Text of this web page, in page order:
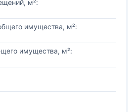
м²:
имущества, м²:
имущества, м²: